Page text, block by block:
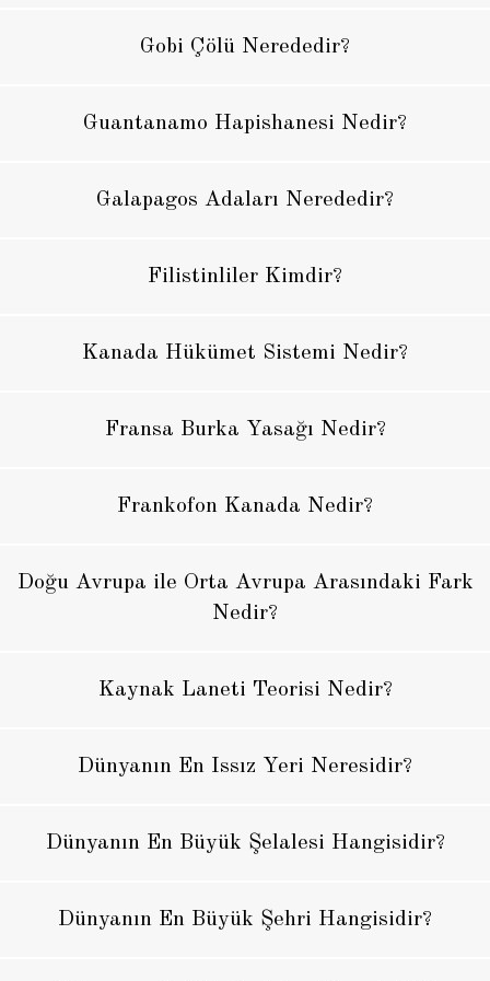
Gobi Çölü Nerededir?
Guantanamo Hapishanesi Nedir?
Galapagos Adaları Nerededir?
Filistinliler Kimdir?
Kanada Hükümet Sistemi Nedir?
Fransa Burka Yasağı Nedir?
Frankofon Kanada Nedir?
Doğu Avrupa ile Orta Avrupa Arasındaki Fark
Nedir?
Kaynak Laneti Teorisi Nedir?
Dünyanın En Issız Yeri Neresidir?
Dünyanın En Büyük Şelalesi Hangisidir?
Dünyanın En Büyük Şehri Hangisidir?